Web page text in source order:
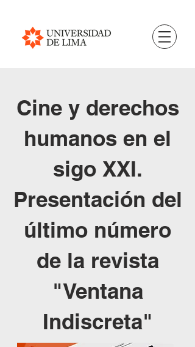
Cine y derechos
humanos en el
sigo XXI.
Presentación del
último número
de la revista
"Ventana
Indiscreta"